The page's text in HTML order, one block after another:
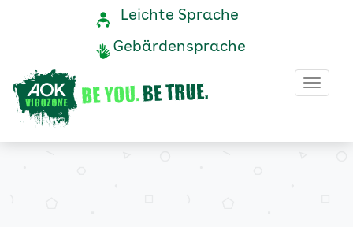
Handwerk
Archive
AOK
Vigozone
Navigation
Service-
Leichte Sprache
Gebärdensprache